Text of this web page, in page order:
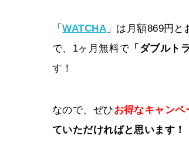
「WATCHA 」は月額869円
で、1ヶ月無料で「ダブルト
す！
なので、ぜひお得なキャンペ
ていただければと思います！